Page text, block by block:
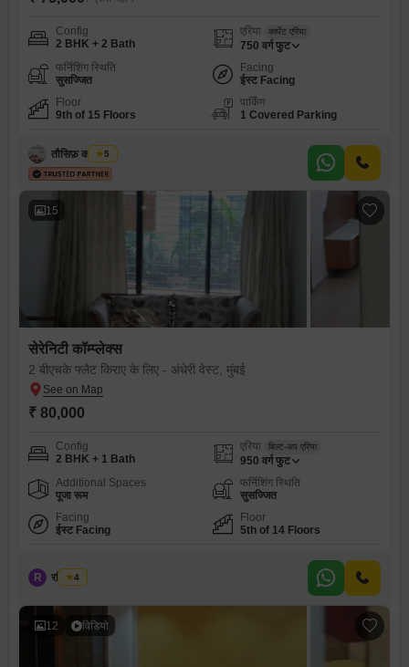
Config
2 BHK + 2 Bath
एरिया कार्पेट एरिया
750 वर्ग फुट
फर्निशिंग स्थिति
सुसज्जित
Facing
ईस्ट Facing
Floor
9th of 15 Floors
पार्किंग
1 Covered Parking
तौसिफ़ कदर शेख
5
15
सेरेनिटी कॉम्प्लेक्स
2 बीएचके फ्लैट किराए के लिए - अंधेरी वेस्ट, मुंबई
₹ 80,000
Config
2 BHK + 1 Bath
एरिया बिल्ट-अप एरिया
950 वर्ग फुट
Additional Spaces
पूजा रूम
फर्निशिंग स्थिति
सुसज्जित
Facing
ईस्ट Facing
Floor
5th of 14 Floors
R रवि देसाई
4
12 विडियो